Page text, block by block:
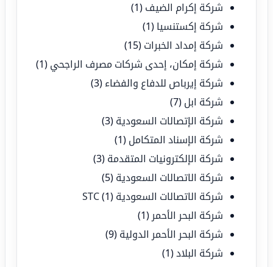
شركة إكرام الضيف (1)
شركة إكستنسيا (1)
شركة إمداد الخبرات (15)
شركة إمكان، إحدى شركات مصرف الراجحي (1)
شركة إيرباص للدفاع والفضاء (3)
شركة ابل (7)
شركة الإتصالات السعودية (3)
شركة الإسناد المتكامل (1)
شركة الإلكترونيات المتقدمة (3)
شركة الاتصالات السعودية (5)
شركة الاتصالات السعودية STC (1)
شركة البحر الأحمر (1)
شركة البحر الأحمر الدولية (9)
شركة البلاد(1)